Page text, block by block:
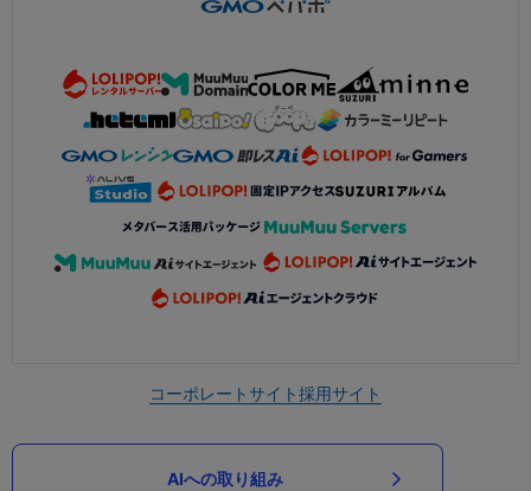
コーポレートサイト採用サイト
AIへの取り組み